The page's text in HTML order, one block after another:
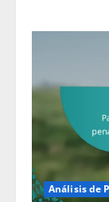
Análisis de